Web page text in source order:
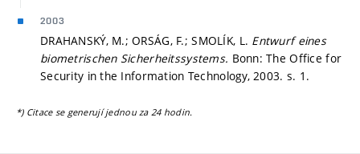
2003
DRAHANSKÝ, M.; ORSÁG, F.; SMOLÍK, L. Entwurf eines
biometrischen Sicherheitssystems. Bonn: The Office for
Security in the Information Technology, 2003. s. 1.
*) Citace se generují jednou za 24 hodin.